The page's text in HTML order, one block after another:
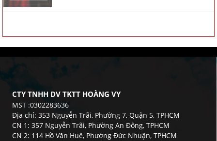
CTY TNHH DV TKTT HOÀNG VY
MST :0302283636
Địa chỉ: 353 Nguyễn Trãi, Phường 7, Quận 5, TPHCM
CN 1: 357 Nguyễn Trãi, Phường An Đông, TPHCM
CN 2: 114 Hồ Văn Huê, Phường Đức Nhuận, TPHCM